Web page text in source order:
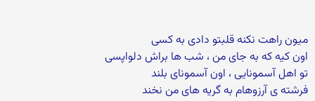
میون راهت نکنه قلبتو دادی به کسی
اون کیه که به جای من ، شب ها براش دلواپسی
تو اهل آسمونایی ، اون آسمونای بلند
فرشته ی آرزوهام به گریه های من نخند